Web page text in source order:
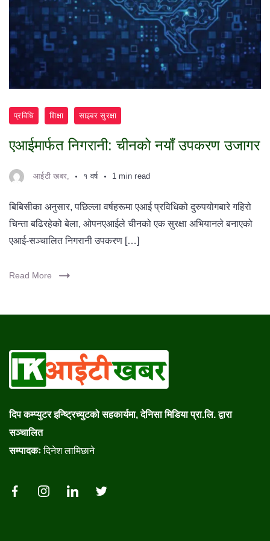
प्रविधि शिक्षा साइबर सुरक्षा
एआईमार्फत निगरानी: चीनको नयाँ उपकरण उजागर
आईटी खबर, १ वर्ष 1 min read
बिबिसीका अनुसार, पछिल्ला वर्षहरूमा एआई प्रविधिको दुरुपयोगबारे गहिरो
चिन्ता बढिरहेको बेला, ओपनएआईले चीनको एक सुरक्षा अभियानले बनाएको
एआई-सञ्चालित निगरानी उपकरण […]
Read More
दिप कम्प्युटर इन्ष्ट्रिच्युटको सहकार्यमा, देनिसा मिडिया प्रा.लि. द्वारा
सञ्चालित
सम्पादकःदिनेश लामिछाने